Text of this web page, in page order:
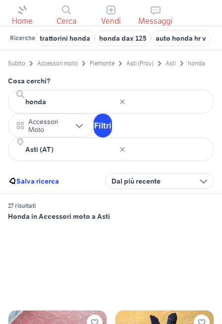
Home Cerca Vendi Messaggi
Ricerche trattorini honda honda dax 125 auto honda hr v
Subito Accessori moto Piemonte Asti (Prov) Asti honda
Cosa cerchi?
Accessori
Moto
Filtri
Salva ricerca Dal più recente
27 risultati
Honda in Accessori moto a Asti